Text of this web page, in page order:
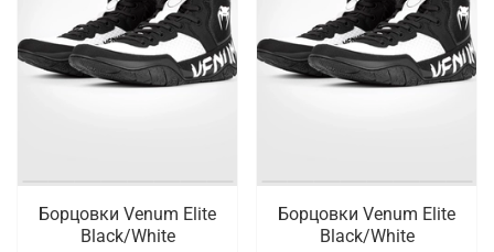
Борцовки Venum Elite
Black/White
Борцовки Venum Elite
Black/White